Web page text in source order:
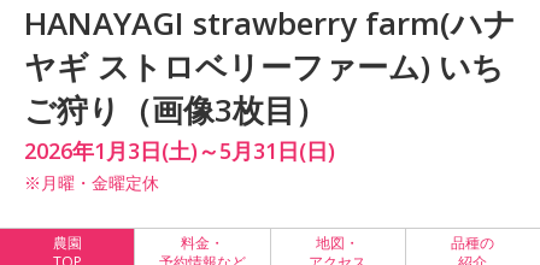
HANAYAGI strawberry farm(ハナ
ヤギ ストロベリーファーム) いち
ご狩り（画像3枚目）
2026年1月3日(土)～5月31日(日)
※月曜・金曜定休
農園
料金・
地図・
品種の